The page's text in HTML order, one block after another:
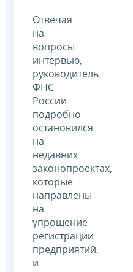
Отвечая
на
вопросы
интервью,
руководитель
ФНС
России
подробно
остановился
на
недавних
законопроектах,
которые
направлены
на
упрощение
регистрации
предприятий,
и